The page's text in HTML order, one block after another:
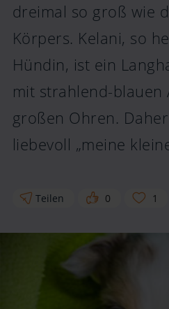
dreimal so groß wie
Körpers. Kelani, so
Hündin, ist ein
mit strahlend-blauen
großen Ohren.
liebevoll „meine
Teilen 0 1